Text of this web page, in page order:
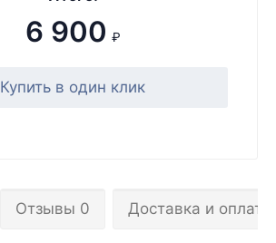
6 900 ₽
Купить в один клик
Отзывы 0 Доставка и оплата